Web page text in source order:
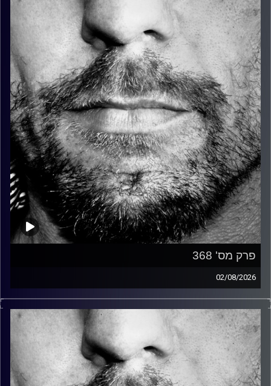
פרק מס' 368
02/08/2026
זיפים, מוזיקה מחוספסת של הופעות חיות. הרבה ג'אם, רוק,
בלוז, bluegrass, ג'אז, Fאנק, פרוגרסיב ואפילו אלקטרוניקה.
כל מה שחי, אמיתי ונושם.
עם שמוליק רגב.
קרדיט תמונות: David Goehring